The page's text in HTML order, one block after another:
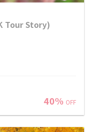
Tour Story)
40% OFF